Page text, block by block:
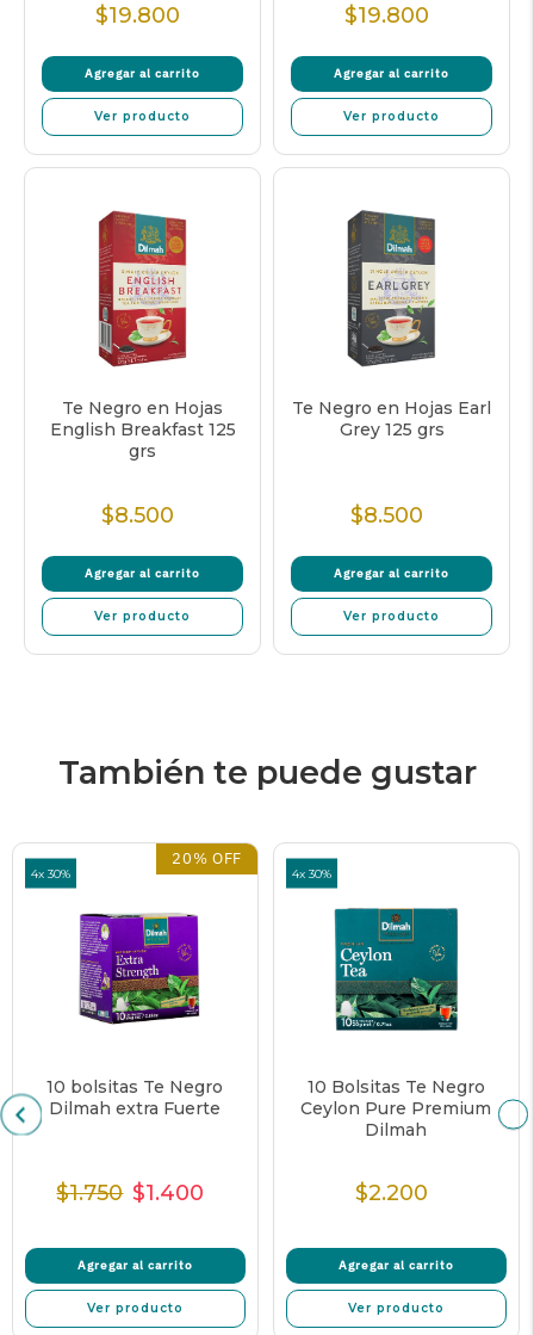
Precio
$19.800
Agregar al carrito
Ver producto
Precio
$19.800
Agregar al carrito
Ver producto
Te Negro en Hojas
English Breakfast 125
grs
Precio
$8.500
Agregar al carrito
Ver producto
Te Negro en Hojas Earl
Grey 125 grs
Precio
$8.500
Agregar al carrito
Ver producto
También te puede gustar
4x 30%
20% OFF
10 bolsitas Te Negro
Dilmah extra Fuerte
Precio
$1.750 Precio
venta
$1.400
Agregar al carrito
Ver producto
4x 30%
10 Bolsitas Te Negro
Ceylon Pure Premium
Dilmah
Precio
$2.200
Agregar al carrito
Ver producto